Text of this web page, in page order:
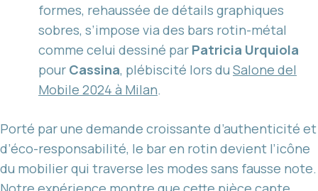
formes, rehaussée de détails graphiques
sobres, s’impose via des bars rotin-métal
comme celui dessiné par Patricia Urquiola
pour Cassina, plébiscité lors du Salone del
Mobile 2024 à Milan.
Porté par une demande croissante d’authenticité et
d’éco-responsabilité, le bar en rotin devient l’icône
du mobilier qui traverse les modes sans fausse note.